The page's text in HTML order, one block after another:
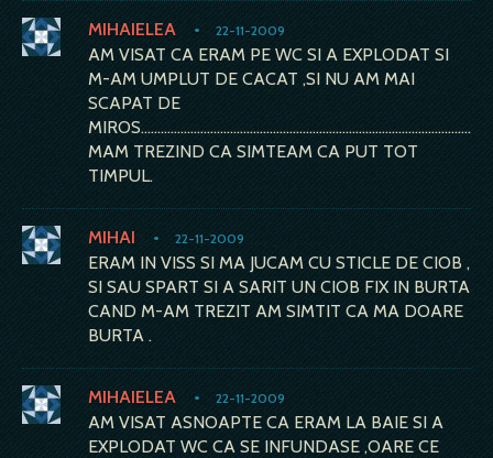
MIHAIELEA • 22-11-2009
AM VISAT CA ERAM PE WC SI A EXPLODAT SI
M-AM UMPLUT DE CACAT ,SI NU AM MAI
SCAPAT DE
MAM TREZIND CA SIMTEAM CA PUT TOT
TIMPUL.
MIHAI • 22-11-2009
ERAM IN VISS SI MA JUCAM CU STICLE DE CIOB ,
SI SAU SPART SI A SARIT UN CIOB FIX IN BURTA
CAND M-AM TREZIT AM SIMTIT CA MA DOARE
BURTA .
MIHAIELEA • 22-11-2009
AM VISAT ASNOAPTE CA ERAM LA BAIE SI A
EXPLODAT WC CA SE INFUNDASE ,OARE CE